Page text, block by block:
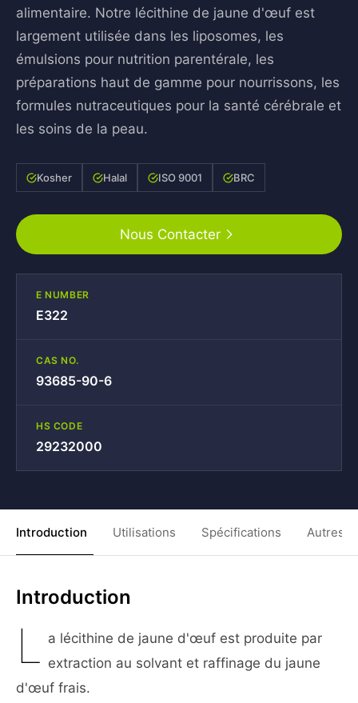
alimentaire. Notre lécithine de jaune d'œuf est
largement utilisée dans les liposomes, les
émulsions pour nutrition parentérale, les
préparations haut de gamme pour nourrissons, les
formules nutraceutiques pour la santé cérébrale et
les soins de la peau.
Kosher Halal ISO 9001 BRC
Nous Contacter
E NUMBER
E322
CAS NO.
93685-90-6
HS CODE
29232000
Introduction Utilisations Spécifications Autres
Introduction
L a lécithine de jaune d'œuf est produite par
extraction au solvant et raffinage du jaune
d'œuf frais.